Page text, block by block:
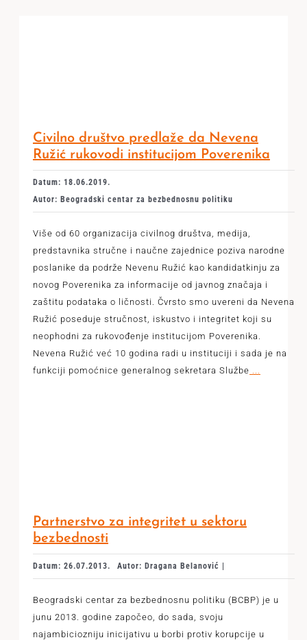
Civilno društvo predlaže da Nevena
Ružić rukovodi institucijom Poverenika
Datum: 18.06.2019.
Autor: Beogradski centar za bezbednosnu politiku
Više od 60 organizacija civilnog društva, medija,
predstavnika stručne i naučne zajednice poziva narodne
poslanike da podrže Nevenu Ružić kao kandidatkinju za
novog Poverenika za informacije od javnog značaja i
zaštitu podataka o ličnosti. Čvrsto smo uvereni da Nevena
Ružić poseduje stručnost, iskustvo i integritet koji su
neophodni za rukovođenje institucijom Poverenika.
Nevena Ružić već 10 godina radi u instituciji i sada je na
funkciji pomoćnice generalnog sekretara Službe ...
Partnerstvo za integritet u sektoru
bezbednosti
Datum: 26.07.2013. Autor: Dragana Belanović |
Beogradski centar za bezbednosnu politiku (BCBP) je u
junu 2013. godine započeo, do sada, svoju
najambiciozniju inicijativu u borbi protiv korupcije u